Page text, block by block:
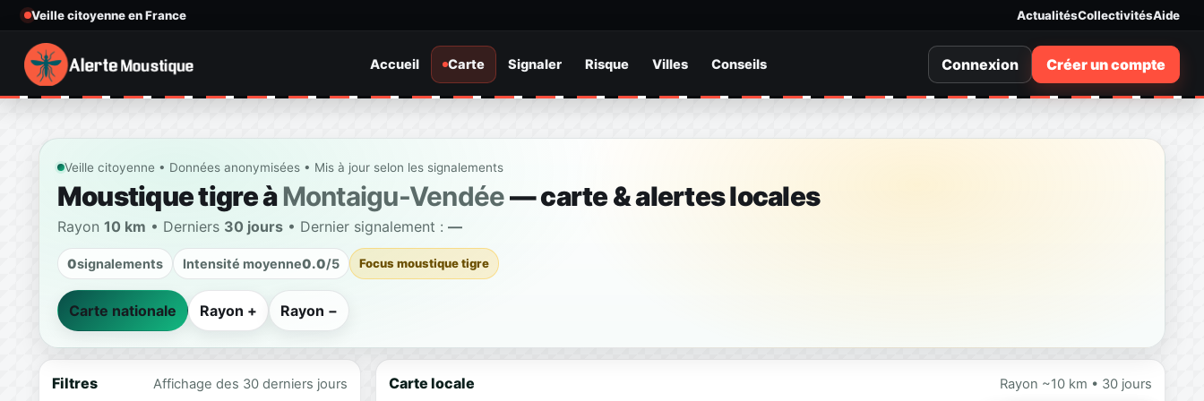
Veille citoyenne en France ActualitésCollectivitésAide
Accueil Carte Signaler Risque Villes Conseils Connexion Créer un compte
Veille citoyenne • Données anonymisées • Mis à jour selon les signalements
Moustique tigre àMontaigu-Vendée— carte & alertes locales
Rayon 10 km • Derniers 30 jours• Dernier signalement : —
0signalements Intensité moyenne0.0/5 Focus moustique tigre
Carte nationale Rayon + Rayon −
Filtres Affichage des 30 derniers jours Carte locale Rayon ~10 km • 30 jours